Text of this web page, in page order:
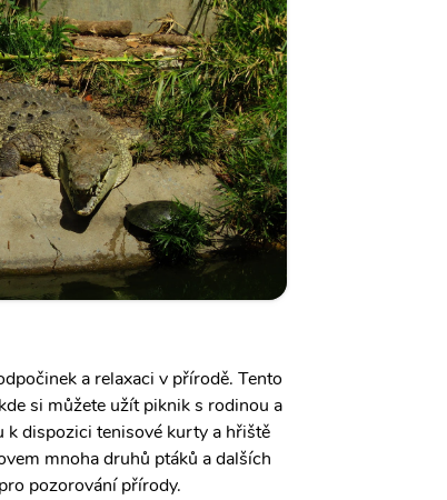
a relaxaci v přírodě. Tento
si můžete užít piknik s rodinou a
k dispozici tenisové kurty a hřiště
mnoha druhů ptáků a dalších
pozorování přírody.